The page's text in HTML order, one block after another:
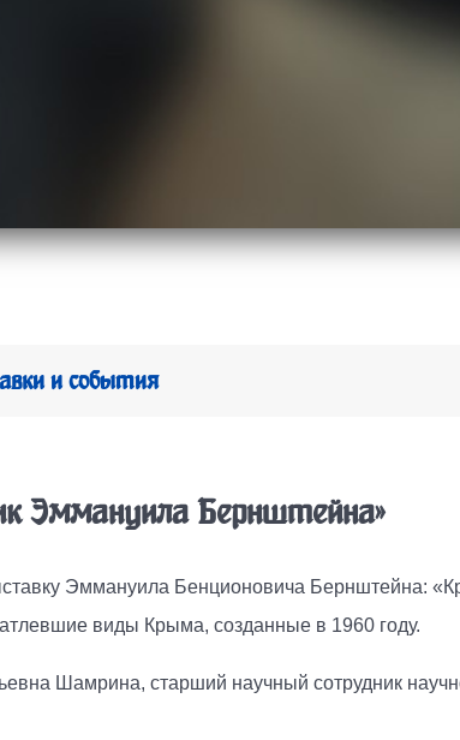
и события
Эммануила Бернштейна»
Эммануила Бенционовича Бернштейна:
виды Крыма, созданные в 1960 году.
Шамрина, старший научный сотрудник